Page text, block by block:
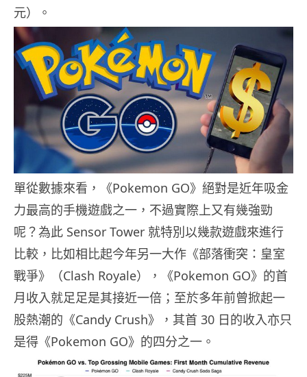
元）。
單從數據來看，《Pokemon GO》絕對是近年吸金
力最高的手機遊戲之一，不過實際上又有幾強勁
呢？為此 Sensor Tower 就特別以幾款遊戲來進行
比較，比如相比起今年另一大作《部落衝突：皇室
戰爭》（Clash Royale），《Pokemon GO》的首
月收入就足足是其接近一倍；至於多年前曾掀起一
股熱潮的《Candy Crush》，其首 30 日的收入亦只
是得《Pokemon GO》的四分之一。